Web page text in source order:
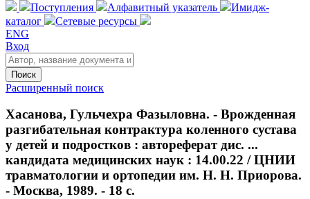
Поступления Алфавитный указатель
Имидж-
каталог
Сетевые ресурсы
ENG
Вход
Поиск
Расширенный поиск
Хасанова, Гульчехра Фазыловна. - Врожденная
разгибательная контрактура коленного сустава
у детей и подростков : автореферат дис. ...
кандидата медицинских наук : 14.00.22 / ЦНИИ
травматологии и ортопедии им. Н. Н. Приорова.
- Москва, 1989. - 18 с.